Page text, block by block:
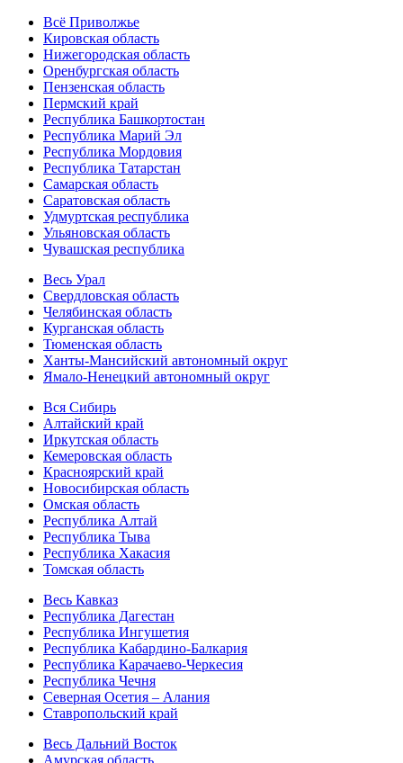
Всё Приволжье
Кировская область
Нижегородская область
Оренбургская область
Пензенская область
Пермский край
Республика Башкортостан
Республика Марий Эл
Республика Мордовия
Республика Татарстан
Самарская область
Саратовская область
Удмуртская республика
Ульяновская область
Чувашская республика
Весь Урал
Свердловская область
Челябинская область
Курганская область
Тюменская область
Ханты-Мансийский автономный округ
Ямало-Ненецкий автономный округ
Вся Сибирь
Алтайский край
Иркутская область
Кемеровская область
Красноярский край
Новосибирская область
Омская область
Республика Алтай
Республика Тыва
Республика Хакасия
Томская область
Весь Кавказ
Республика Дагестан
Республика Ингушетия
Республика Кабардино-Балкария
Республика Карачаево-Черкесия
Республика Чечня
Северная Осетия – Алания
Ставропольский край
Весь Дальний Восток
Амурская область